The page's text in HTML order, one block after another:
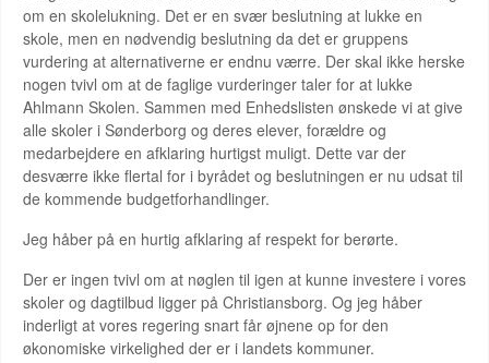
om en skolelukning. Det er en svær beslutning at lukke en
skole, men en nødvendig beslutning da det er gruppens
vurdering at alternativerne er endnu værre. Der skal ikke herske
nogen tvivl om at de faglige vurderinger taler for at lukke
Ahlmann Skolen. Sammen med Enhedslisten ønskede vi at give
alle skoler i Sønderborg og deres elever, forældre og
medarbejdere en afklaring hurtigst muligt. Dette var der
desværre ikke flertal for i byrådet og beslutningen er nu udsat til
de kommende budgetforhandlinger.
Jeg håber på en hurtig afklaring af respekt for berørte.
Der er ingen tvivl om at nøglen til igen at kunne investere i vores
skoler og dagtilbud ligger på Christiansborg. Og jeg håber
inderligt at vores regering snart får øjnene op for den
økonomiske virkelighed der er i landets kommuner.